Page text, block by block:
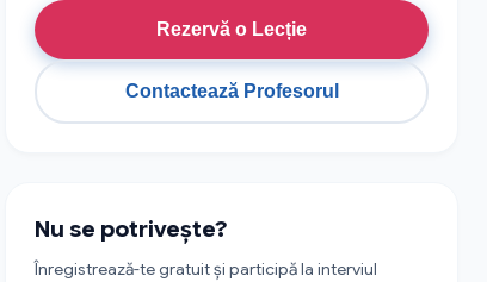
Rezervă o Lecție
Contactează Profesorul
Nu se potrivește?
Înregistrează-te gratuit și participă la interviul